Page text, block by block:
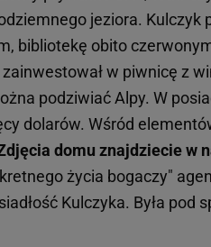
jeziora.
bibliotekę obito
w piwnicę z
podziwiać Alpy. W
dolarów. Wśród
domu znajdziecie w
życia bogaczy"
Kulczyka. Była pod